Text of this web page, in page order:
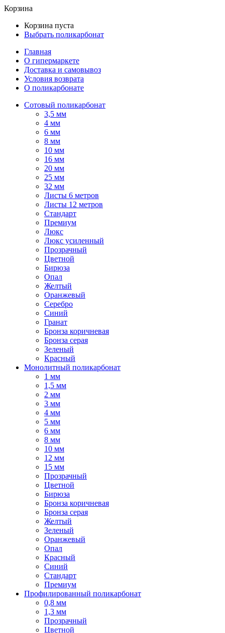
Корзина
Корзина пуста
Выбрать поликарбонат
Главная
О гипермаркете
Доставка и самовывоз
Условия возврата
О поликарбонате
Сотовый поликарбонат
3,5 мм
4 мм
6 мм
8 мм
10 мм
16 мм
20 мм
25 мм
32 мм
Листы 6 метров
Листы 12 метров
Стандарт
Премиум
Люкс
Люкс усиленный
Прозрачный
Цветной
Бирюза
Опал
Желтый
Оранжевый
Серебро
Синий
Гранат
Бронза коричневая
Бронза серая
Зеленый
Красный
Монолитный поликарбонат
1 мм
1,5 мм
2 мм
3 мм
4 мм
5 мм
6 мм
8 мм
10 мм
12 мм
15 мм
Прозрачный
Цветной
Бирюза
Бронза коричневая
Бронза серая
Желтый
Зеленый
Оранжевый
Опал
Красный
Синий
Стандарт
Премиум
Профилированный поликарбонат
0,8 мм
1,3 мм
Прозрачный
Цветной